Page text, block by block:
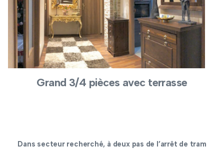
Grand 3/4 pièces avec terrasse
Dans secteur recherché, à deux pas de l’arrêt de tram